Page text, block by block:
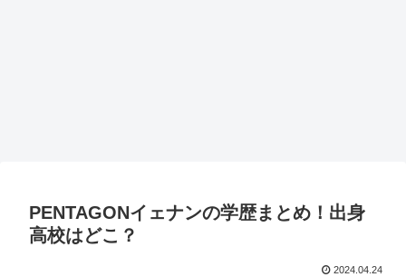
PENTAGONイェナンの学歴まとめ！出身
高校はどこ？
2024.04.24